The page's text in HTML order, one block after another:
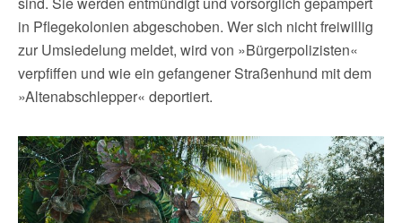
in Pflegekolonien abgeschoben. Wer sich nicht freiwillig
zur Umsiedelung meldet, wird von »Bürgerpolizisten«
verpfiffen und wie ein gefangener Straßenhund mit dem
»Altenabschlepper« deportiert.